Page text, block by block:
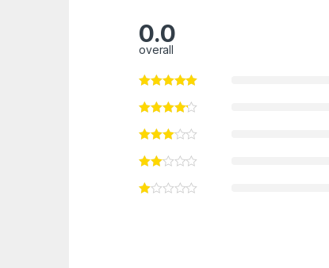
0.0
overall